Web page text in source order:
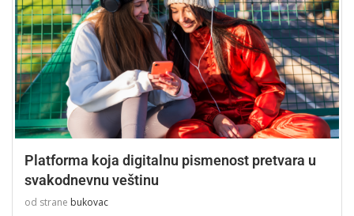
Platforma koja digitalnu pismenost pretvara u
svakodnevnu veštinu
od strane bukovac